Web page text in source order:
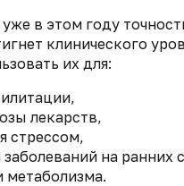
в этом году
клинического
их для:
лекарств,
стрессом,
на ранних
метаболизма.